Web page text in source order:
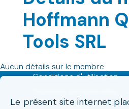
Hoffmann
Tools SRL
Aucun détails sur le membre
Conditions d'utilisation
Cookies
Le présent site internet